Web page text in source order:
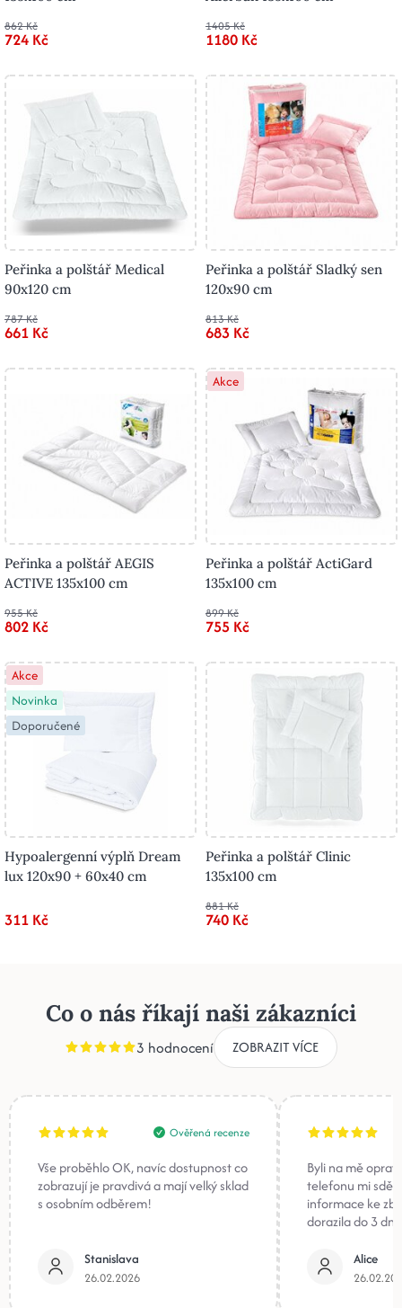
862 Kč
724 Kč
1405 Kč
1180 Kč
Peřinka a polštář Medical
90x120 cm
787 Kč
661 Kč
Peřinka a polštář Sladký sen
120x90 cm
813 Kč
683 Kč
Peřinka a polštář AEGIS
ACTIVE 135x100 cm
955 Kč
802 Kč
Akce
Peřinka a polštář ActiGard
135x100 cm
899 Kč
755 Kč
Akce
Novinka
Doporučené
Hypoalergenní výplň Dream
lux 120x90 + 60x40 cm
311 Kč
Peřinka a polštář Clinic
135x100 cm
881 Kč
740 Kč
Co o nás říkají naši zákazníci
3 hodnocení ZOBRAZIT VÍCE
Ověřená recenze
Vše proběhlo OK, navíc dostupnost co
zobrazují je pravdivá a mají velký sklad
s osobním odběrem!
Stanislava
26.02.2026
Byli na mě
telefonu mi
informace ke
dorazila do 3
Alice